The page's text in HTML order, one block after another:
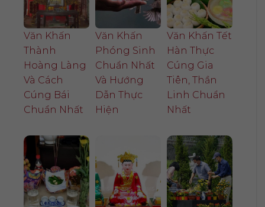
Văn Khấn
Thành
Hoàng Làng
Và Cách
Cúng Bái
Chuẩn Nhất
Văn Khấn
Phóng Sinh
Chuẩn Nhất
Và Hướng
Dẫn Thực
Hiện
Văn Khấn Tết
Hàn Thực
Cúng Gia
Tiên, Thần
Linh Chuẩn
Nhất